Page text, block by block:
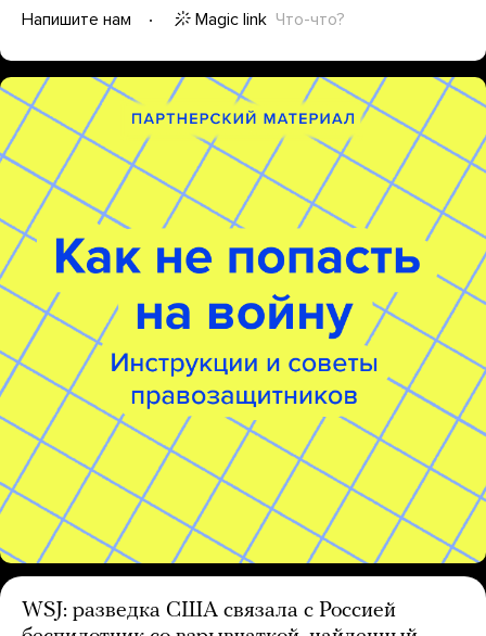
Напишите нам
Magic link Что-что?
WSJ: разведка США связала с Россией